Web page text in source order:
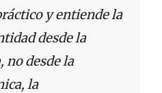
y entiende la
desde la
no desde la
la